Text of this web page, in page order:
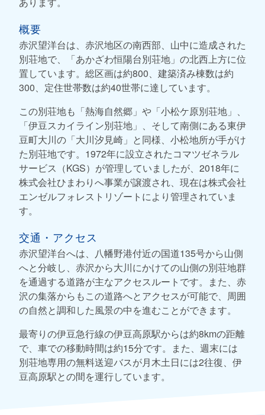
概要
赤沢望洋台は、赤沢地区の南西部、山中に造成された
別荘地で、「あかざわ恒陽台別荘地」の北西上方に位
置しています。総区画は約800、建築済み棟数は約
300、定住世帯数は約40世帯に達しています。
この別荘地も「熱海自然郷」や「小松ケ原別荘地」、
「伊豆スカイライン別荘地」、そして南側にある東伊
豆町大川の「大川汐見崎」と同様、小松地所が手がけ
た別荘地です。1972年に設立されたコマツゼネラル
サービス（KGS）が管理していましたが、2018年に
株式会社ひまわりへ事業が譲渡され、現在は株式会社
エンゼルフォレストリゾートにより管理されていま
す。
交通・アクセス
赤沢望洋台へは、八幡野港付近の国道135号から山側
へと分岐し、赤沢から大川にかけての山側の別荘地群
を通過する道路が主なアクセスルートです。また、赤
沢の集落からもこの道路へとアクセスが可能で、周囲
の自然と調和した風景の中を進むことができます。
最寄りの伊豆急行線の伊豆高原駅からは約8kmの距離
で、車での移動時間は約15分です。また、週末には
別荘地専用の無料送迎バスが月木土日には2往復、伊
豆高原駅との間を運行しています。